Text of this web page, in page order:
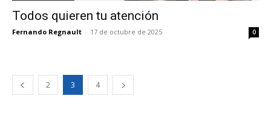
Todos quieren tu atención
Fernando Regnault - 17 de octubre de 2025 0
2 3 4